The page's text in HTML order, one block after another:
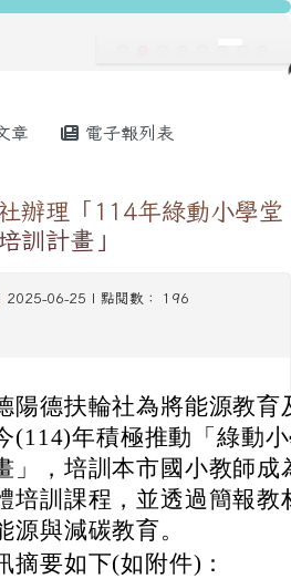
章 電子報列表
辦理「114年綠動小學堂
訓計畫」
| 2025-06-25 | 點閱數： 196
陽德扶輪社為將能源教
(114)年積極推動「綠動
」，培訓本市國小教師
培訓課程，並透過簡報
源與減碳教育。
摘要如下(如附件)：